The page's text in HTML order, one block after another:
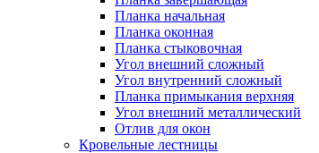
Планка начальная
Планка оконная
Планка стыковочная
Угол внешний сложный
Угол внутренний сложный
Планка примыкания верхняя
Угол внешний металлический
Отлив для окон
Кровельные лестницы